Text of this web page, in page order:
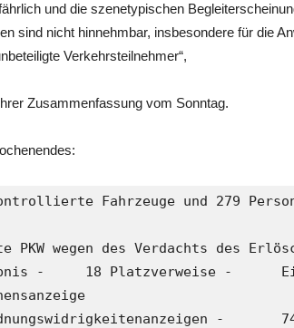
und die szenetypischen
sind nicht hinnehmbar, insbesondere für die
Verkehrsteilnehmer“,
Zusammenfassung vom Sonntag.
wegen des Verdachts des
-	Eine